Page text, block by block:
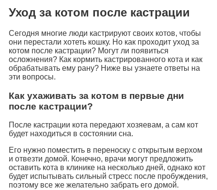
Уход за котом после кастрации
Сегодня многие люди кастрируют своих котов, чтобы
они перестали хотеть кошку. Но как проходит уход за
котом после кастрации? Могут ли появиться
осложнения? Как кормить кастрированного кота и как
обрабатывать ему рану? Ниже вы узнаете ответы на
эти вопросы.
Как ухаживать за котом в первые дни
после кастрации?
После кастрации кота передают хозяевам, а сам кот
будет находиться в состоянии сна.
Его нужно поместить в переноску с открытым верхом
и отвезти домой. Конечно, врачи могут предложить
оставить кота в клинике на несколько дней, однако кот
будет испытывать сильный стресс после пробуждения,
поэтому все же желательно забрать его домой.